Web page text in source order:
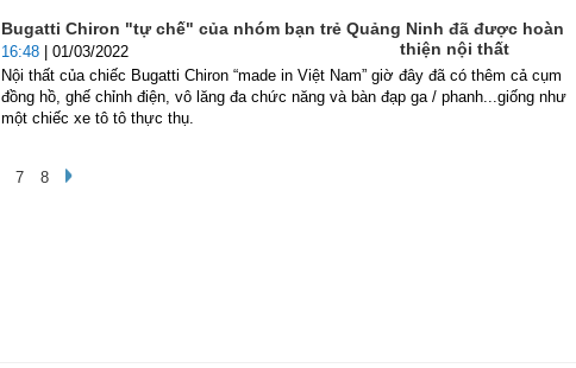
Bugatti Chiron "tự chế" của nhóm bạn trẻ Quảng Ninh đã được hoàn
thiện nội thất
16:48 | 01/03/2022
Nội thất của chiếc Bugatti Chiron “made in Việt Nam” giờ đây đã có thêm cả cụm
đồng hồ, ghế chỉnh điện, vô lăng đa chức năng và bàn đạp ga / phanh...giống như
một chiếc xe tô tô thực thụ.
7 8